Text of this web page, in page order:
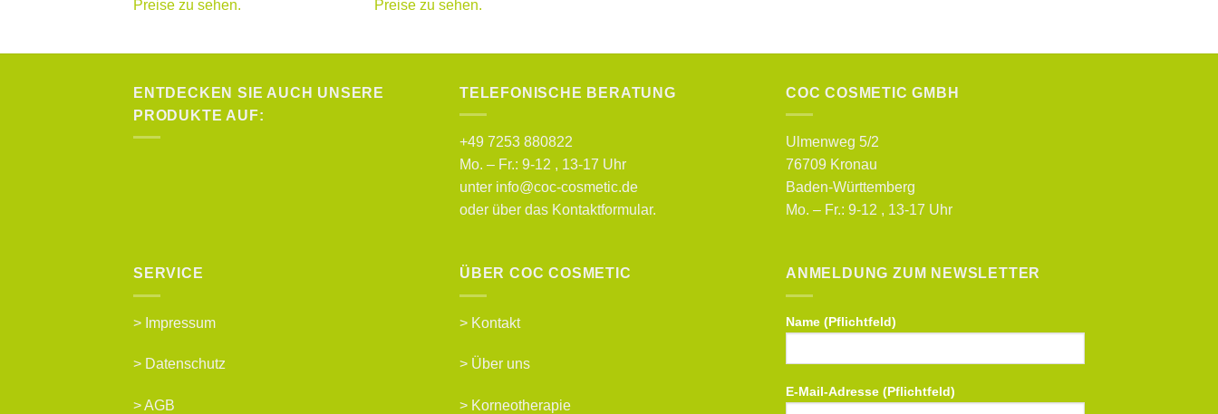
Preise zu sehen.
Preise zu sehen.
ENTDECKEN SIE AUCH UNSERE
PRODUKTE AUF:
TELEFONISCHE BERATUNG
+49 7253 880822
Mo. – Fr.: 9-12 , 13-17 Uhr
unter info@coc-cosmetic.de
oder über das Kontaktformular.
COC COSMETIC GMBH
Ulmenweg 5/2
76709 Kronau
Baden-Württemberg
Mo. – Fr.: 9-12 , 13-17 Uhr
SERVICE
> Impressum
> Datenschutz
>AGB
ÜBER COC COSMETIC
> Kontakt
> Über uns
> Korneotherapie
ANMELDUNG ZUM NEWSLETTER
Name (Pflichtfeld)
E-Mail-Adresse (Pflichtfeld)